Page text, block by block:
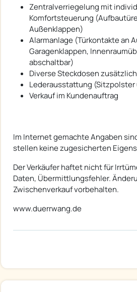
Zentralverriegelung mit
Komfortsteuerung
Außenklappen)
Alarmanlage (Türkontakte an
Garagenklappen,
abschaltbar)
Diverse Steckdosen zusätzlich
Lederausstattung (Sitzpolster
Verkauf im Kundenauftrag
Im Internet gemachte Angaben
stellen keine zugesicherten
Der Verkäufer haftet nicht für
Daten, Übermittlungsfehler.
Zwischenverkauf vorbehalten.
www.duerrwang.de